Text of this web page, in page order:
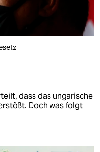
dass das ungarische
Doch was folgt